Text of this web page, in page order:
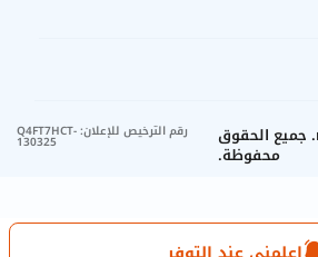
جميع الحقوق
محفوظة.
رقم الترخيص للإعلان:
Q4FT7HCT-
130325